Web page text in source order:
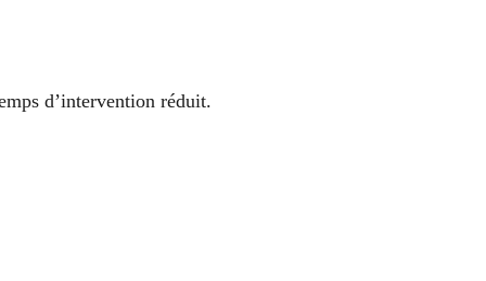
d’intervention réduit.